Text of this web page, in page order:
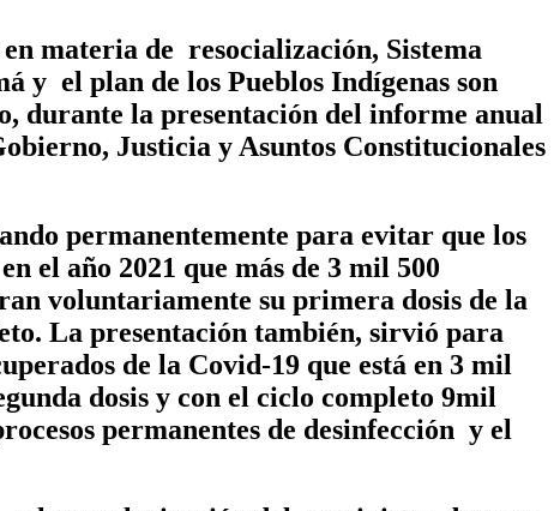
materia de resocialización, Sistema
y el plan de los Pueblos Indígenas son
durante la presentación del informe anual
Justicia y Asuntos Constitucionales
permanentemente para evitar que los
el año 2021 que más de 3 mil 500
voluntariamente su primera dosis de la
La presentación también, sirvió para
de la Covid-19 que está en 3 mil
dosis y con el ciclo completo 9mil
permanentes de desinfección y el